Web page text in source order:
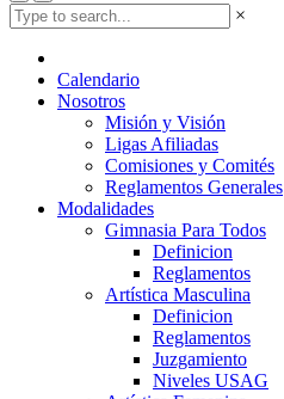
×
Calendario
Nosotros
Misión y Visión
Ligas Afiliadas
Comisiones y Comités
Reglamentos Generales
Modalidades
Gimnasia Para Todos
Definicion
Reglamentos
Artística Masculina
Definicion
Reglamentos
Juzgamiento
Niveles USAG